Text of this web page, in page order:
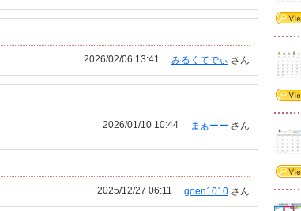
みるくてでぃ さん
2026/02/06 13:41
まぁーー さん
2026/01/10 10:44
goen1010 さん
2025/12/27 06:11